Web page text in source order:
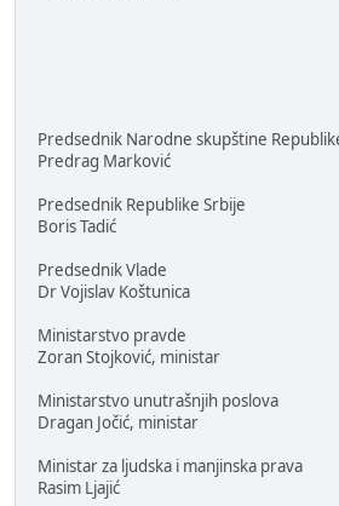
Predsednik Narodne skupštine
Predrag Marković
Predsednik Republike Srbije
Boris Tadić
Predsednik Vlade
Dr Vojislav Koštunica
Ministarstvo pravde
Zoran Stojković, ministar
Ministarstvo unutrašnjih poslova
Dragan Jočić, ministar
Ministar za ljudska i manjinska prava
Rasim Ljajić